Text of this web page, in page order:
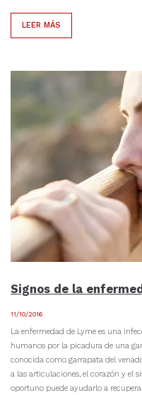
LEER MÁS
Signos de la
11/10/2016
La enfermedad de Lyme es una
humanos por la picadura de una
conocida como garrapata del
a las articulaciones, el corazón y el
oportuno puede ayudarlo a